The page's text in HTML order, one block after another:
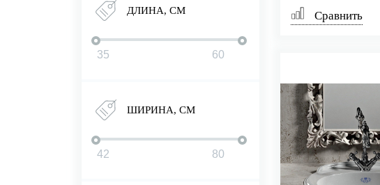
ДЛИНА, СМ
ШИРИНА, СМ
Сравнить